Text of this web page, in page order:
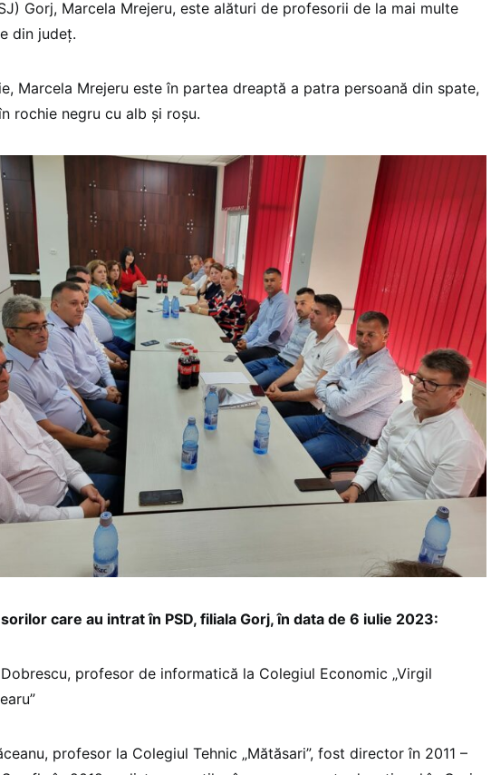
Gorj, Marcela Mrejeru, este alături de profesorii de la mai multe
din județ.
Marcela Mrejeru este în partea dreaptă a patra persoană din spate,
rochie negru cu alb și roșu.
care au intrat în PSD, filiala Gorj, în data de 6 iulie 2023:
profesor de informatică la Colegiul Economic „Virgil
profesor la Colegiul Tehnic „Mătăsari”, fost director în 2011 –